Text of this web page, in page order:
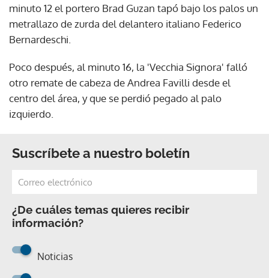
minuto 12 el portero Brad Guzan tapó bajo los palos un
metrallazo de zurda del delantero italiano Federico
Bernardeschi.
Poco después, al minuto 16, la 'Vecchia Signora' falló
otro remate de cabeza de Andrea Favilli desde el
centro del área, y que se perdió pegado al palo
izquierdo.
Suscríbete a nuestro boletín
¿De cuáles temas quieres recibir
información?
Noticias